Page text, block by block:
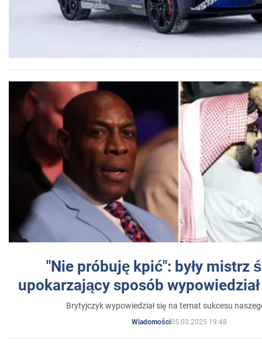
"Nie próbuję kpić": były mistrz
upokarzający sposób
Brytyjczyk wypowiedział się na temat sukcesu
Wiadomości05.03.2025 19:48